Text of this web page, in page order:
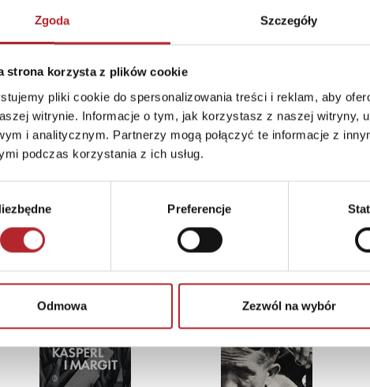
Zgoda Szczegóły
strona korzysta z plików cookie
pliki cookie do spersonalizowania treści i reklam, aby
witrynie. Informacje o tym, jak korzystasz z naszej witryny,
i analitycznym. Partnerzy mogą połączyć te informacje z
podczas korzystania z ich usług.
Preferencje
Odmowa Zezwól na wybór